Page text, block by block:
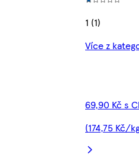
1 (1)
Více z
69,90 Kč s
(174,75 Kč/